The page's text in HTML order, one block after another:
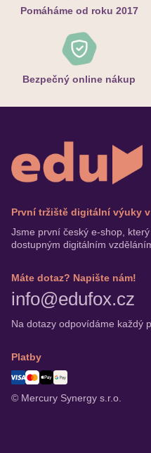
Pomáháme od roku 2017
Bezpečný online nákup
První tržiště digitální výuky v
Jsme první český e-shop,
dostupným digitálním
Máte dotaz? Napište nám!
info@edufox.cz
Na dotazy odpovídáme každý
Platby
© Mercury Synergy s.r.o.